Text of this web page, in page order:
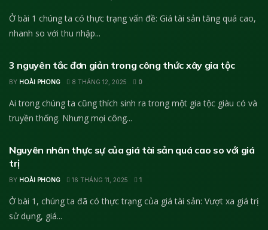
Ở bài 1 chúng ta có thực trạng vấn đề: Giá tài sản tăng quá cao,
nhanh so với thu nhập...
3 nguyên tắc đơn giản trong công thức xây gia tộc
BY HOÀI PHONG 8 THÁNG 12, 2025 0
Ai trong chúng ta cũng thích sinh ra trong một gia tộc giàu có và
truyền thống. Nhưng mọi công...
Nguyên nhân thực sự của giá tài sản quá cao so với giá
trị
BY HOÀI PHONG 16 THÁNG 11, 2025 1
Ở bài 1, chúng ta đã có thực trạng của giá tài sản: Vượt xa giá trị
sử dụng, giá...